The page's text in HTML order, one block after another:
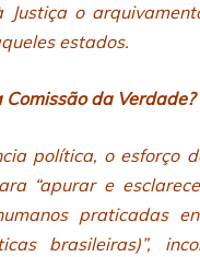
Justiça o
estados.
da Verdade?
política, o esforço
“apurar e
praticadas
brasileiras)”,